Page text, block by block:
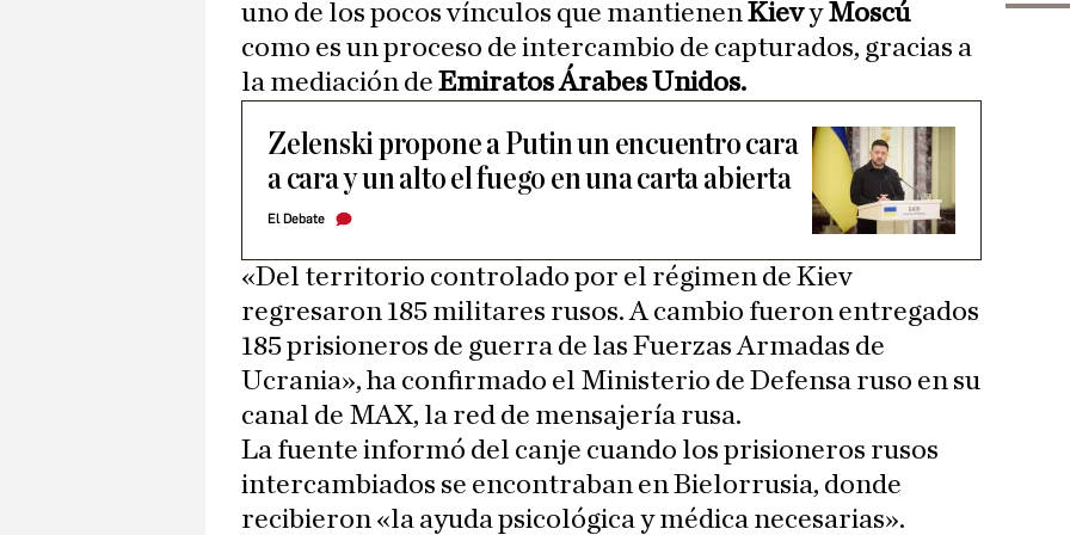
uno de los pocos vínculos que mantienenKievyMoscú
como es un proceso de intercambio de capturados, gracias a
la mediación de Emiratos Árabes Unidos.
Zelenski propone a Putin un encuentro cara
a cara y un alto el fuego en una carta abierta
El Debate
«Del territorio controlado por el régimen de Kiev
regresaron 185 militares rusos. A cambio fueron entregados
185 prisioneros de guerra de las Fuerzas Armadas de
Ucrania», ha confirmado el Ministerio de Defensa ruso en su
canal de MAX, la red de mensajería rusa.
La fuente informó del canje cuando los prisioneros rusos
intercambiados se encontraban en Bielorrusia, donde
recibieron «la ayuda psicológica y médica necesarias».